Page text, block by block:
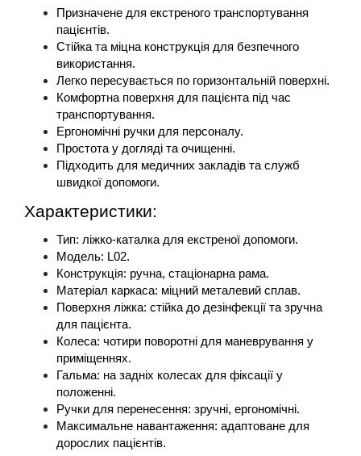
Призначене для екстреного транспортування
пацієнтів.
Стійка та міцна конструкція для безпечного
використання.
Легко пересувається по горизонтальній поверхні.
Комфортна поверхня для пацієнта під час
транспортування.
Ергономічні ручки для персоналу.
Простота у догляді та очищенні.
Підходить для медичних закладів та служб
швидкої допомоги.
Характеристики:
Тип: ліжко-каталка для екстреної допомоги.
Модель: L02.
Конструкція: ручна, стаціонарна рама.
Матеріал каркаса: міцний металевий сплав.
Поверхня ліжка: стійка до дезінфекції та зручна
для пацієнта.
Колеса: чотири поворотні для маневрування у
приміщеннях.
Гальма: на задніх колесах для фіксації у
положенні.
Ручки для перенесення: зручні, ергономічні.
Максимальне навантаження: адаптоване для
дорослих пацієнтів.